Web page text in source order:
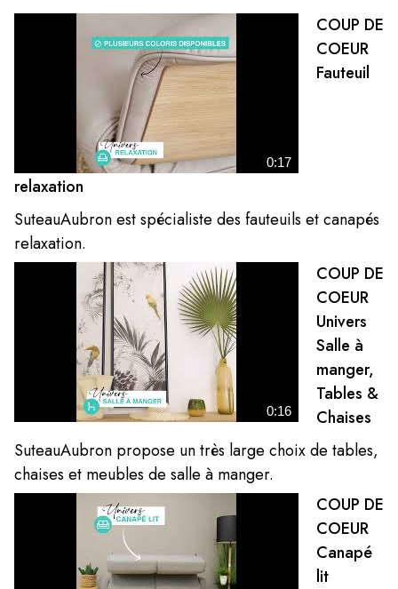
0:17
COUP DE
COEUR
Fauteuil
relaxation
SuteauAubron est spécialiste des fauteuils et canapés
relaxation.
0:16
COUP DE
COEUR
Univers
Salle à
manger,
Tables &
Chaises
SuteauAubron propose un très large choix de tables,
chaises et meubles de salle à manger.
COUP DE
COEUR
Canapé
lit